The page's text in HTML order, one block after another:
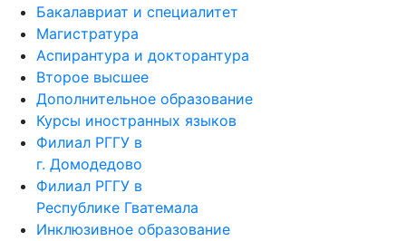
Бакалавриат и специалитет
Магистратура
Аспирантура и докторантура
Второе высшее
Дополнительное образование
Курсы иностранных языков
Филиал РГГУ в
г. Домодедово
Филиал РГГУ в
Республике Гватемала
Инклюзивное образование